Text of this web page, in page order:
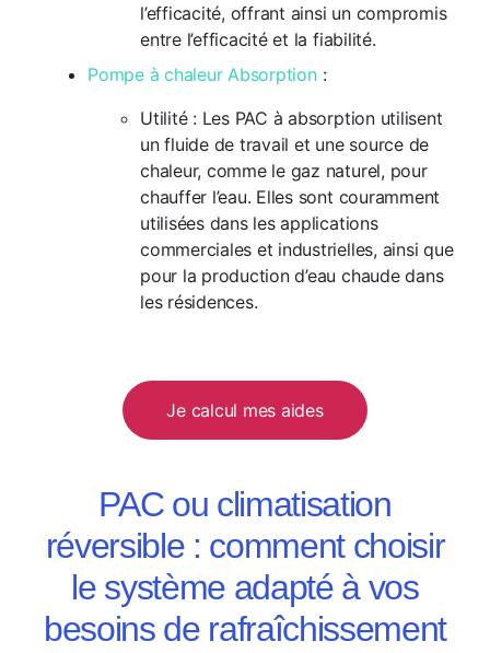
l’efficacité, offrant ainsi un compromis
entre l’efficacité et la fiabilité.
Pompe à chaleur Absorption:
Utilité : Les PAC à absorption utilisent
un fluide de travail et une source de
chaleur, comme le gaz naturel, pour
chauffer l’eau. Elles sont couramment
utilisées dans les applications
commerciales et industrielles, ainsi que
pour la production d’eau chaude dans
les résidences.
Je calcul mes aides
PAC ou climatisation
réversible : comment choisir
le système adapté à vos
besoins de rafraîchissement